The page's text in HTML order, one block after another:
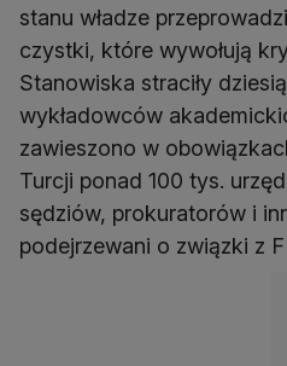
stanu władze
czystki, które wywołują
Stanowiska straciły
wykładowców
zawieszono w
Turcji ponad 100 tys.
sędziów, prokuratorów i
podejrzewani o związki z